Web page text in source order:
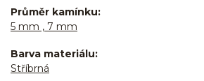
Průměr kamínku
5 mm , 7 mm
Barva materiálu
Stříbrná